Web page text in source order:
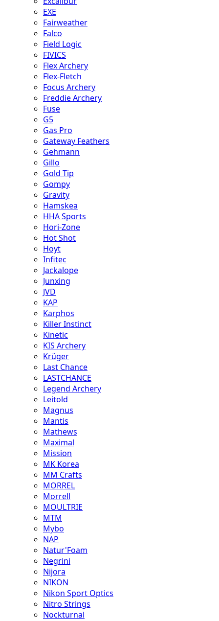
EXE
Fairweather
Falco
Field Logic
FIVICS
Flex Archery
Flex-Fletch
Focus Archery
Freddie Archery
Fuse
G5
Gas Pro
Gateway Feathers
Gehmann
Gillo
Gold Tip
Gompy
Gravity
Hamskea
HHA Sports
Hori-Zone
Hot Shot
Hoyt
Infitec
Jackalope
Junxing
JVD
KAP
Karphos
Killer Instinct
Kinetic
KIS Archery
Krüger
Last Chance
LASTCHANCE
Legend Archery
Leitold
Magnus
Mantis
Mathews
Maximal
Mission
MK Korea
MM Crafts
MORREL
Morrell
MOULTRIE
MTM
Mybo
NAP
Natur'Foam
Negrini
Nijora
NIKON
Nikon Sport Optics
Nitro Strings
Nockturnal